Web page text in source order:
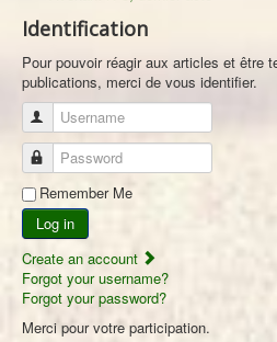
Identification
Pour pouvoir réagir aux articles et être
publications, merci de vous identifier.
Username
Password
Remember Me
Log in
Create an account
Forgot your username?
Forgot your password?
Merci pour votre participation.